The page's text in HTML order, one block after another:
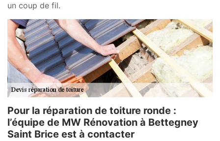
un coup de fil.
Pour la réparation de toiture ronde :
l’équipe de MW Rénovation à Bettegney
Saint Brice est à contacter